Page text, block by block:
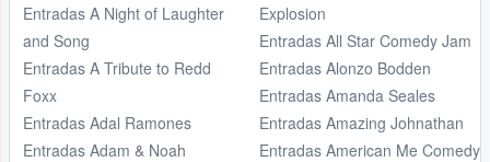
Entradas A Night of Laughter
and Song
Entradas A Tribute to Redd
Foxx
Entradas Adal Ramones
Entradas Adam & Noah
Explosion
Entradas All Star Comedy Jam
Entradas Alonzo Bodden
Entradas Amanda Seales
Entradas Amazing Johnathan
Entradas American Me Comedy